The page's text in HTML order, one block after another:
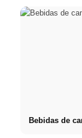
Bebidas de